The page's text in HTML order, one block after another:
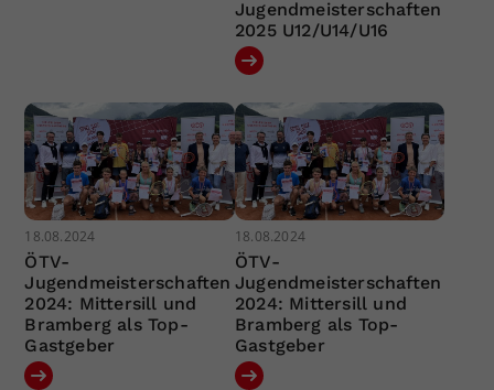
Jugendmeisterschaften
2025 U12/U14/U16
18.08.2024
ÖTV-
Jugendmeisterschaften
2024: Mittersill und
Bramberg als Top-
Gastgeber
18.08.2024
ÖTV-
Jugendmeisterschaften
2024: Mittersill und
Bramberg als Top-
Gastgeber